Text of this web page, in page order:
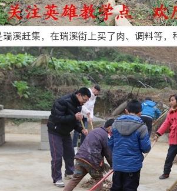
溪赶集，在瑞溪街上买了肉、调料等，